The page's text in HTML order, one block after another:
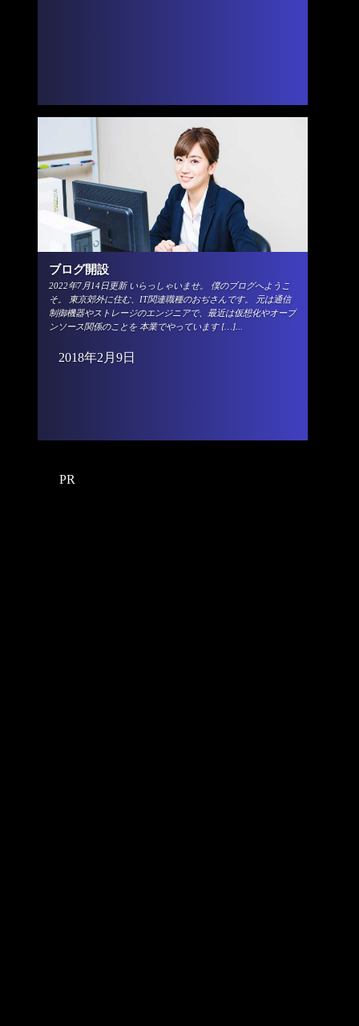
ブログ開設
2022年7月14日更新 いらっしゃいませ。 僕のブログへようこ
そ。 東京郊外に住む、IT関連職種のおぢさんです。 元は通信
制御機器やストレージのエンジニアで、最近は仮想化やオープ
ンソース関係のことを 本業でやっています […]...
2018年2月9日
PR